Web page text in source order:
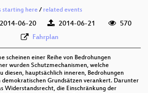
starting here / related events
2014-06-20 2014-06-21
570
Fahrplan
scheinen einer Reihe von Bedrohungen
wurden Schutzmechanismen, welche
diesen, hauptsächlich inneren, Bedrohungen
demokratischen Grundsätzen verankert. Darunter
Widerstandsrecht, die Einschränkung der